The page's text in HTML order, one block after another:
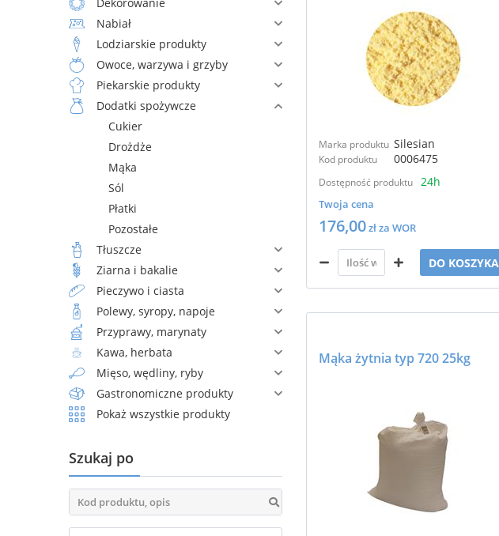
Nabiał
Lodziarskie produkty
Owoce, warzywa i grzyby
Piekarskie produkty
Dodatki spożywcze
Cukier
Drożdże
Mąka
Sól
Płatki
Pozostałe
Tłuszcze
Ziarna i bakalie
Pieczywo i ciasta
Polewy, syropy, napoje
Przyprawy, marynaty
Kawa, herbata
Mięso, wędliny, ryby
Gastronomiczne produkty
Pokaż wszystkie produkty
Szukaj po

Marka produktu Silesian
Kod produktu 0006475
Dostępność produktu 24h
Twoja cena
176,00zł za WOR
DO KOSZYKA
Mąka żytnia typ 720 25kg